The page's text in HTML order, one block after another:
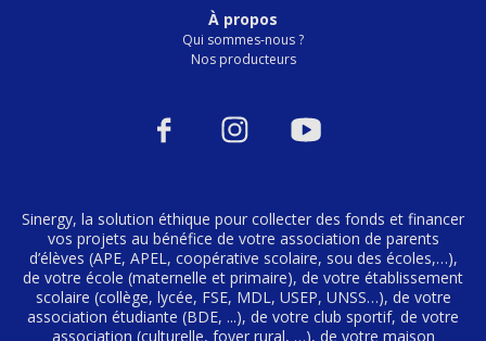
À propos
Qui sommes-nous ?
Nos producteurs
Sinergy, la solution éthique pour collecter des fonds et financer
vos projets au bénéfice de votre association de parents
d’élèves (APE, APEL, coopérative scolaire, sou des écoles,…),
de votre école (maternelle et primaire), de votre établissement
scolaire (collège, lycée, FSE, MDL, USEP, UNSS…), de votre
association étudiante (BDE, ...), de votre club sportif, de votre
association (culturelle, foyer rural, …), de votre maison